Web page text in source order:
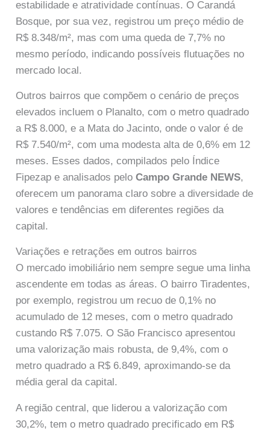
estabilidade e atratividade contínuas. O Carandá
Bosque, por sua vez, registrou um preço médio de
R$ 8.348/m², mas com uma queda de 7,7% no
mesmo período, indicando possíveis flutuações no
mercado local.
Outros bairros que compõem o cenário de preços
elevados incluem o Planalto, com o metro quadrado
a R$ 8.000, e a Mata do Jacinto, onde o valor é de
R$ 7.540/m², com uma modesta alta de 0,6% em 12
meses. Esses dados, compilados pelo Índice
Fipezap e analisados peloCampo Grande NEWS,
oferecem um panorama claro sobre a diversidade de
valores e tendências em diferentes regiões da
capital.
Variações e retrações em outros bairros
O mercado imobiliário nem sempre segue uma linha
ascendente em todas as áreas. O bairro Tiradentes,
por exemplo, registrou um recuo de 0,1% no
acumulado de 12 meses, com o metro quadrado
custando R$ 7.075. O São Francisco apresentou
uma valorização mais robusta, de 9,4%, com o
metro quadrado a R$ 6.849, aproximando-se da
média geral da capital.
A região central, que liderou a valorização com
30,2%, tem o metro quadrado precificado em R$